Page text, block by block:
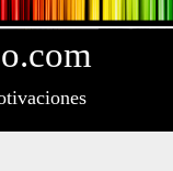
.com